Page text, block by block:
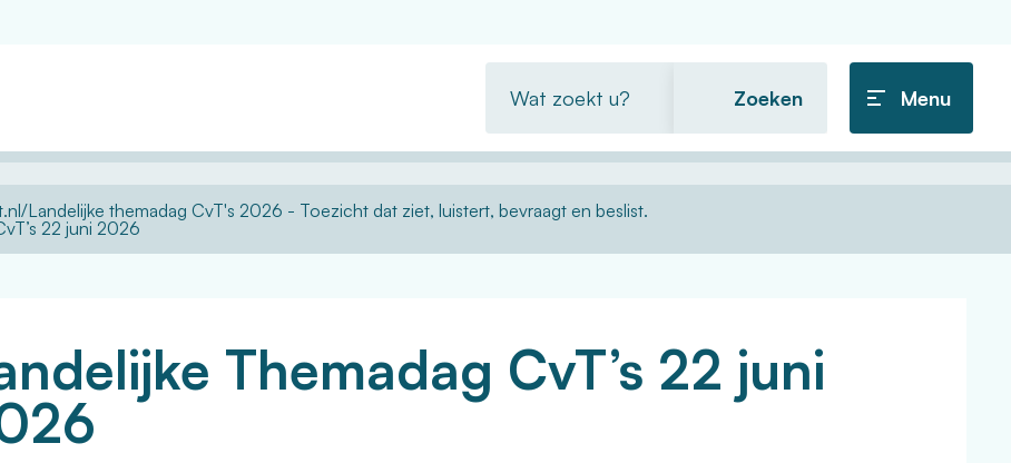
zoekt
Menu
Landelijke themadag CvT's 2026 - Toezicht dat ziet, luistert, bevraagt en beslist.
22 juni 2026
Themadag CvT’s 22 juni